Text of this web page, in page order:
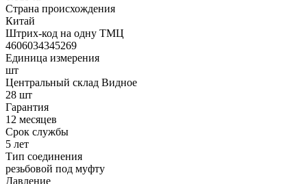
Страна происхождения
Китай
Штрих-код на одну ТМЦ
4606034345269
Единица измерения
шт
Центральный склад Видное
28 шт
Гарантия
12 месяцев
Срок службы
5 лет
Тип соединения
резьбовой под муфту
Давление